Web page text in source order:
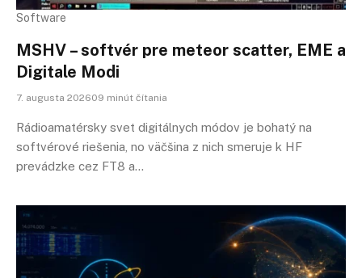
Software
MSHV – softvér pre meteor scatter, EME a
Digitale Modi
7. augusta 202609 minút čítania
Rádioamatérsky svet digitálnych módov je bohatý na
softvérové riešenia, no väčšina z nich smeruje k HF
prevádzke cez FT8 a…